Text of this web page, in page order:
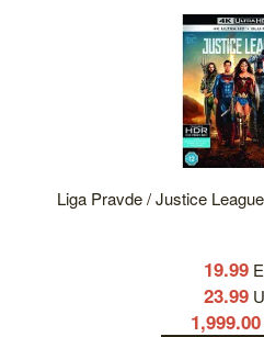
Liga Pravde / Justice
19.99
23.99
1,999.00